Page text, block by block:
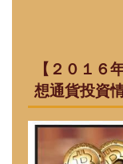
【２０１６
想通貨投資